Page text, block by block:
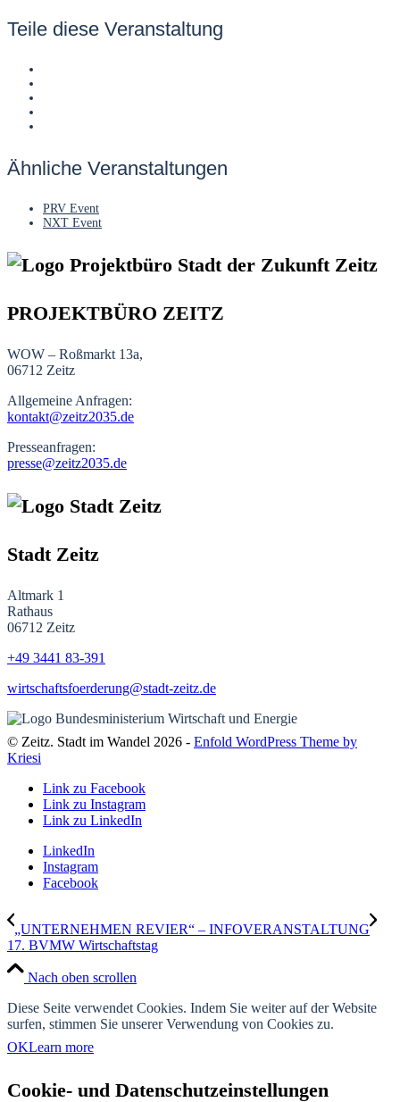
Teile diese Veranstaltung
Ähnliche Veranstaltungen
PRV Event
NXT Event
PROJEKTBÜRO ZEITZ
WOW – Roßmarkt 13a,
06712 Zeitz
Allgemeine Anfragen:
kontakt@zeitz2035.de
Presseanfragen:
presse@zeitz2035.de
Stadt Zeitz
Altmark 1
Rathaus
06712 Zeitz
+49 3441 83-391
wirtschaftsfoerderung@stadt-zeitz.de
© Zeitz. Stadt im Wandel 2026 - Enfold WordPress Theme by
Kriesi
Link zu Facebook
Link zu Instagram
Link zu LinkedIn
LinkedIn
Instagram
Facebook
„UNTERNEHMEN REVIER“ – INFOVERANSTALTUNG
17. BVMW Wirtschaftstag
Nach oben scrollen
Diese Seite verwendet Cookies. Indem Sie weiter auf der Website
surfen, stimmen Sie unserer Verwendung von Cookies zu.
OKLearn more
Cookie- und Datenschutzeinstellungen